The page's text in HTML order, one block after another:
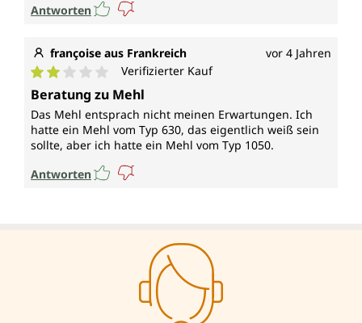
Antworten
françoise aus Frankreich vor 4 Jahren
Durchschnittliche Bewertung von 2 von 5 Sternen
Verifizierter Kauf
Beratung zu Mehl
Das Mehl entsprach nicht meinen Erwartungen. Ich
hatte ein Mehl vom Typ 630, das eigentlich weiß sein
sollte, aber ich hatte ein Mehl vom Typ 1050.
Antworten